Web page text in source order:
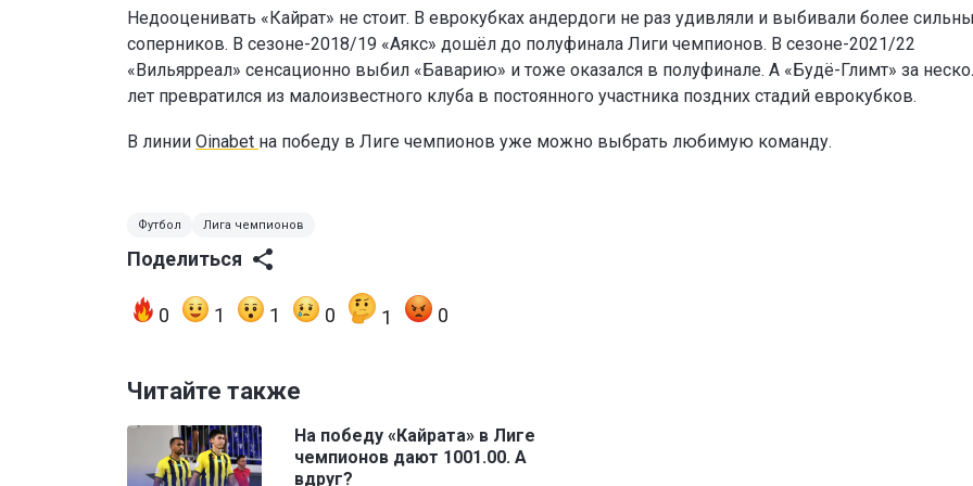
Недооценивать «Кайрат» не стоит. В еврокубках андердоги не раз удивляли и выбивали более
соперников. В сезоне-2018/19 «Аякс» дошёл до полуфинала Лиги чемпионов. В сезоне-2021/22
«Вильярреал» сенсационно выбил «Баварию» и тоже оказался в полуфинале. А «Будё-Глимт» за
лет превратился из малоизвестного клуба в постоянного участника поздних стадий еврокубков.
В линии Oinabet на победу в Лиге чемпионов уже можно выбрать любимую команду.
Футбол Лига чемпионов
Поделиться
0 1 1 0 1 0
Читайте также
На победу «Кайрата» в Лиге
чемпионов дают 1001.00. А
вдруг?